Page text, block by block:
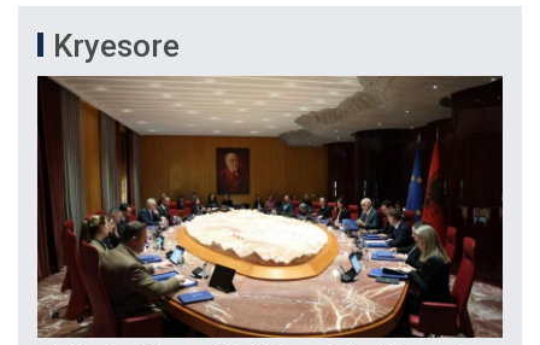
Kryesore